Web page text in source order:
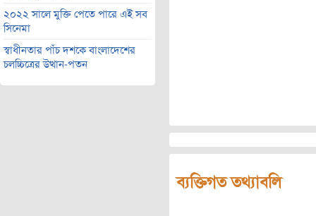
২০২২ সালে মুক্তি পেতে পারে এই সব
সিনেমা
স্বাধীনতার পাঁচ দশকে বাংলাদেশের
চলচ্চিত্রের উত্থান-পতন
ব্যক্তিগত তথ্যাবলি